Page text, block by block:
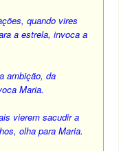
quando vires
a estrela, invoca a
ambição, da
Maria.
vierem sacudir a
olha para Maria.